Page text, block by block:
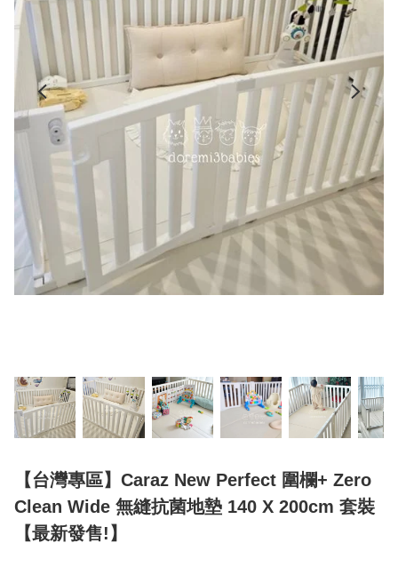
【台灣專區】Caraz New Perfect 圍欄+ Zero
Clean Wide 無縫抗菌地墊 140 X 200cm 套裝
【最新發售!】